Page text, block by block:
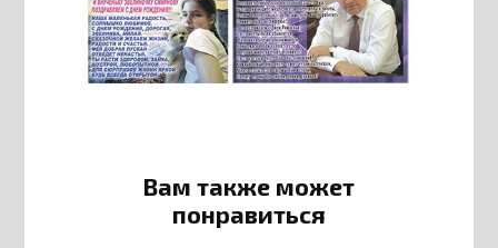
Вам также может
понравиться